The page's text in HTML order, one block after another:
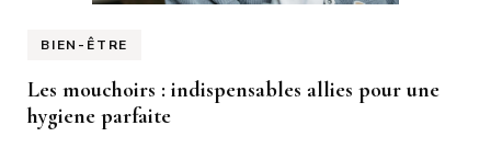
BIEN-ÊTRE
Les mouchoirs : indispensables allies pour une
hygiene parfaite